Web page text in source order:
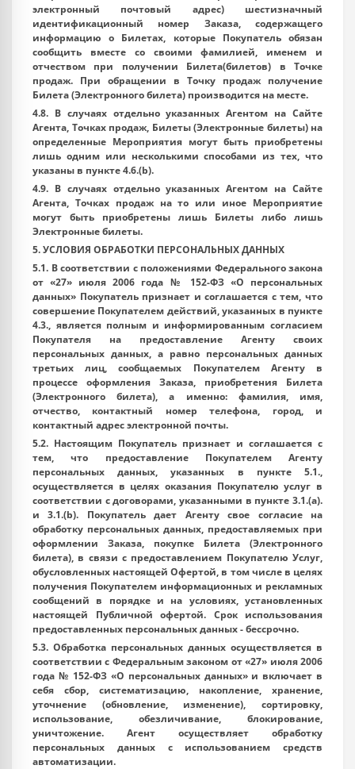
электронный почтовый адрес) шестизначный
идентификационный номер Заказа, содержащего
информацию о Билетах, которые Покупатель обязан
сообщить вместе со своими фамилией, именем и
отчеством при получении Билета(билетов) в Точке
продаж. При обращении в Точку продаж получение
Билета (Электронного билета) производится на месте.
4.8. В случаях отдельно указанных Агентом на Сайте
Агента, Точках продаж, Билеты (Электронные билеты) на
определенные Мероприятия могут быть приобретены
лишь одним или несколькими способами из тех, что
указаны в пункте 4.6.(b).
4.9. В случаях отдельно указанных Агентом на Сайте
Агента, Точках продаж на то или иное Мероприятие
могут быть приобретены лишь Билеты либо лишь
Электронные билеты.
5. УСЛОВИЯ ОБРАБОТКИ ПЕРСОНАЛЬНЫХ ДАННЫХ
5.1. В соответствии с положениями Федерального закона
от «27» июля 2006 года № 152-ФЗ «О персональных
данных» Покупатель признает и соглашается с тем, что
совершение Покупателем действий, указанных в пункте
4.3., является полным и информированным согласием
Покупателя на предоставление Агенту своих
персональных данных, а равно персональных данных
третьих лиц, сообщаемых Покупателем Агенту в
процессе оформления Заказа, приобретения Билета
(Электронного билета), а именно: фамилия, имя,
отчество, контактный номер телефона, город, и
контактный адрес электронной почты.
5.2. Настоящим Покупатель признает и соглашается с
тем, что предоставление Покупателем Агенту
персональных данных, указанных в пункте 5.1.,
осуществляется в целях оказания Покупателю услуг в
соответствии с договорами, указанными в пункте 3.1.(a).
и 3.1.(b). Покупатель дает Агенту свое согласие на
обработку персональных данных, предоставляемых при
оформлении Заказа, покупке Билета (Электронного
билета), в связи с предоставлением Покупателю Услуг,
обусловленных настоящей Офертой, в том числе в целях
получения Покупателем информационных и рекламных
сообщений в порядке и на условиях, установленных
настоящей Публичной офертой. Срок использования
предоставленных персональных данных - бессрочно.
5.3. Обработка персональных данных осуществляется в
соответствии с Федеральным законом от «27» июля 2006
года № 152-ФЗ «О персональных данных» и включает в
себя сбор, систематизацию, накопление, хранение,
уточнение (обновление, изменение), сортировку,
использование, обезличивание, блокирование,
уничтожение. Агент осуществляет обработку
персональных данных с использованием средств
автоматизации.